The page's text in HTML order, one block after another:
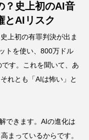
？史上初のAI音
とAIリスク
上初の有罪判決が出ま
トを使い、800万ドル
です。これを聞いて、あ
れとも「AIは怖い」と
できます。AIの進化は
まっているからです。